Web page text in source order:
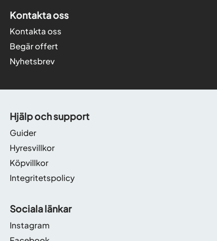
Kontakta oss
Kontakta oss
Begär offert
Nyhetsbrev
Hjälp och support
Guider
Hyresvillkor
Köpvillkor
Integritetspolicy
Sociala länkar
Instagram